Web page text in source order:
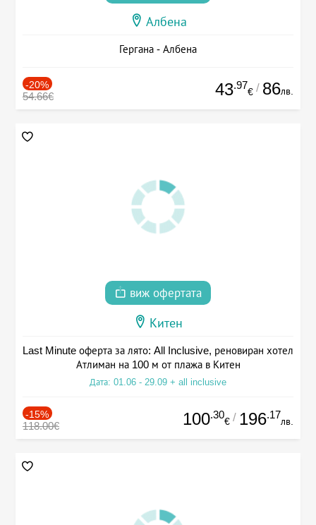
Албена
Гергана - Албена
-20%
54.66€ 43.97
€ / 86лв.
виж офертата
Китен
Last Minute оферта за лято: All Inclusive, реновиран хотел
Атлиман на 100 м от плажа в Китен
Дата: 01.06 - 29.09 + all inclusive
-15%
118.00€ 100.30
€ / 196.17
лв.